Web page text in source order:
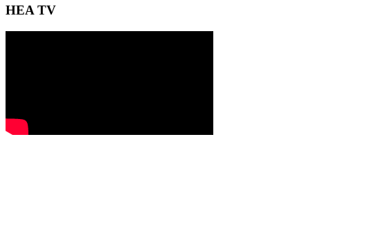
HEA TV